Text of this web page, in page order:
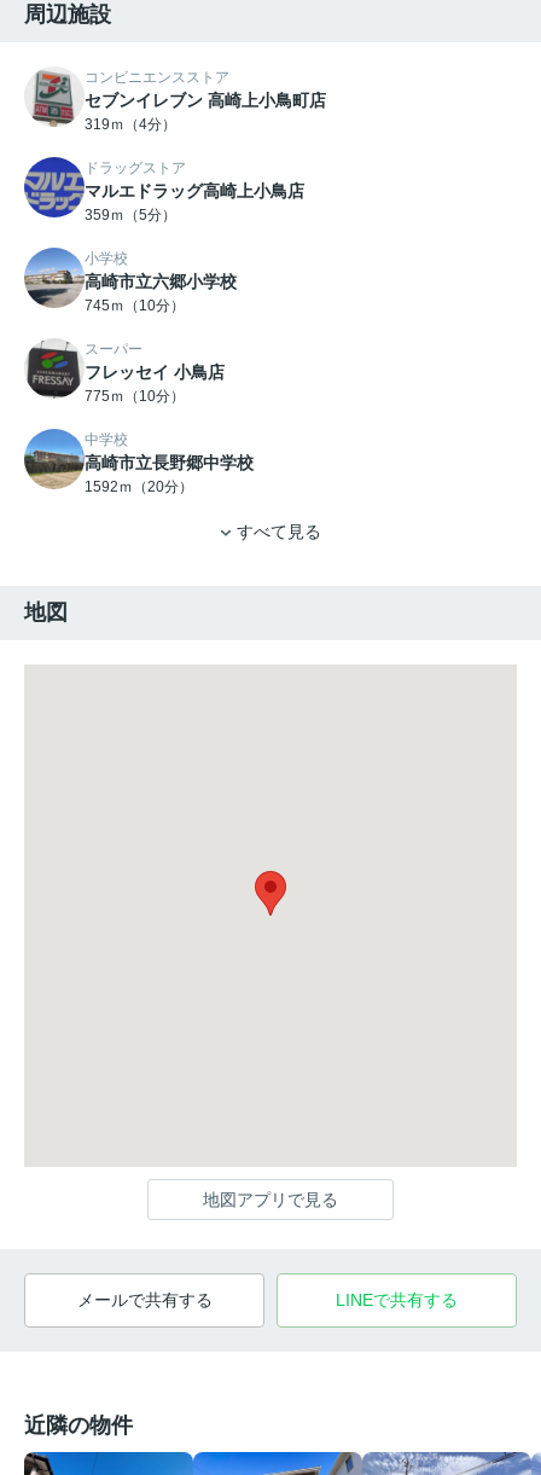
周辺施設
コンビニエンスストア
セブンイレブン 高崎上小鳥町店
319ｍ（4分）
ドラッグストア
マルエドラッグ高崎上小鳥店
359ｍ（5分）
小学校
高崎市立六郷小学校
745ｍ（10分）
スーパー
フレッセイ 小鳥店
775ｍ（10分）
中学校
高崎市立長野郷中学校
1592ｍ（20分）
すべて見る
地図
地図アプリで見る
メールで共有する LINEで共有する
近隣の物件